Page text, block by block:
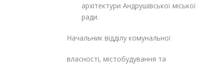
архітектури Андрушівської міської
ради.
Начальник відділу комунальної
власності, містобудування та